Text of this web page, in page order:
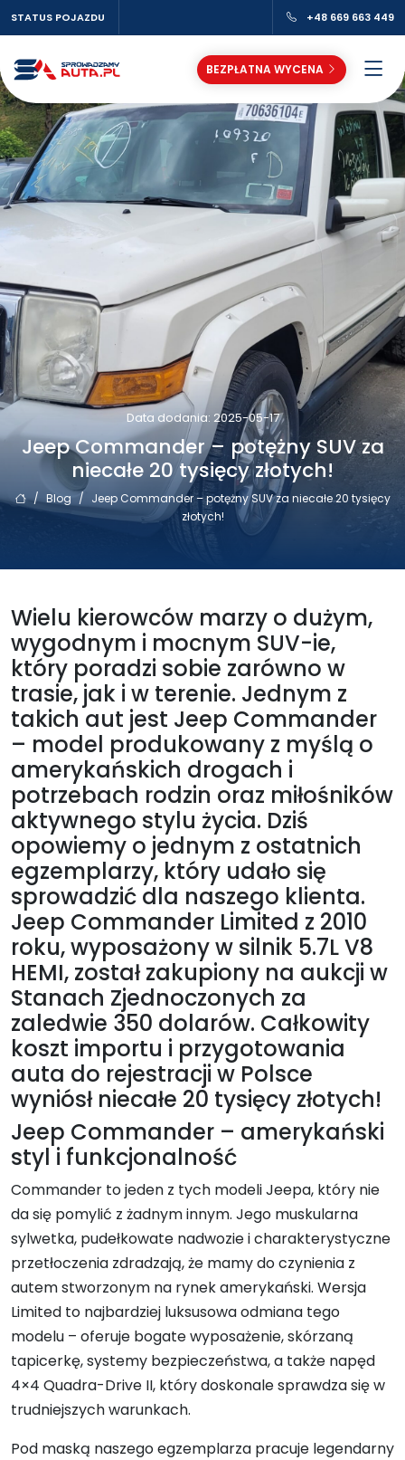
STATUS POJAZDU +48 669 663 449
BEZPŁATNA WYCENA
Data dodania: 2025-05-17
Jeep Commander – potężny SUV za
niecałe 20 tysięcy złotych!
/ Blog / Jeep Commander – potężny SUV za niecałe 20 tysięcy
złotych!
Wielu kierowców marzy o dużym,
wygodnym i mocnym SUV-ie,
który poradzi sobie zarówno w
trasie, jak i w terenie. Jednym z
takich aut jest Jeep Commander
– model produkowany z myślą o
amerykańskich drogach i
potrzebach rodzin oraz miłośników
aktywnego stylu życia. Dziś
opowiemy o jednym z ostatnich
egzemplarzy, który udało się
sprowadzić dla naszego klienta.
Jeep Commander Limited z 2010
roku, wyposażony w silnik 5.7L V8
HEMI, został zakupiony na aukcji w
Stanach Zjednoczonych za
zaledwie 350 dolarów. Całkowity
koszt importu i przygotowania
auta do rejestracji w Polsce
wyniósł niecałe 20 tysięcy złotych!
Jeep Commander – amerykański
styl i funkcjonalność
Commander to jeden z tych modeli Jeepa, który nie
da się pomylić z żadnym innym. Jego muskularna
sylwetka, pudełkowate nadwozie i charakterystyczne
przetłoczenia zdradzają, że mamy do czynienia z
autem stworzonym na rynek amerykański. Wersja
Limited to najbardziej luksusowa odmiana tego
modelu – oferuje bogate wyposażenie, skórzaną
tapicerkę, systemy bezpieczeństwa, a także napęd
4×4 Quadra-Drive II, który doskonale sprawdza się w
trudniejszych warunkach.
Pod maską naszego egzemplarza pracuje legendarny